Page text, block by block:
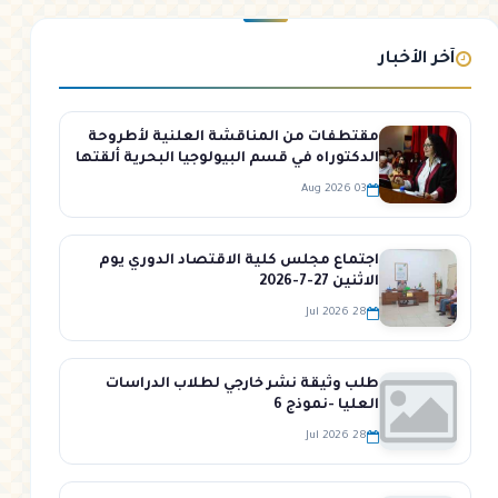
آخر الأخبار
مقتطفات من المناقشة العلنية لأطروحة
الدكتوراه في قسم البيولوجيا البحرية ألقتها
الطالبة خلود لايقة في قاعة المؤتمرات في
كلية الهندسة الزراعية
03 Aug 2026
اجتماع مجلس كلية الاقتصاد الدوري يوم
الاثنين 27-7-2026
28 Jul 2026
طلب وثيقة نشر خارجي لطلاب الدراسات
العليا -نموذج 6
28 Jul 2026